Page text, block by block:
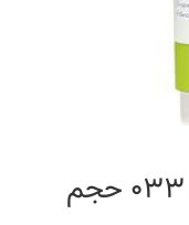
واریاسیون مارال شماره 033 حجم